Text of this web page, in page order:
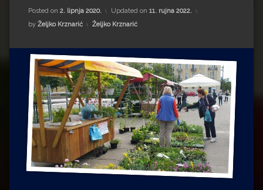
Drugi autori
Drugi autori
Matea Andrić
Ljiljana Lekanić-Kljaić
Željko Krznarić
Mario Lovreković
Miroslav Šantek
Posted on 2. lipnja 2020. Updated on 11. rujna 2022.
by Željko Krznarić Kategorije:
Željko Krznarić